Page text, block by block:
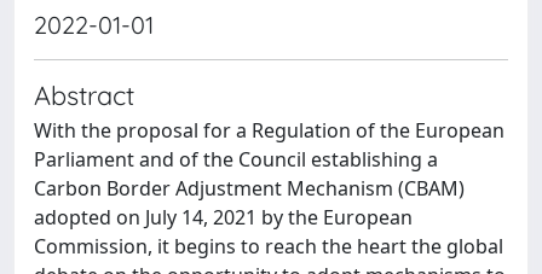
2022-01-01
Abstract
With the proposal for a Regulation of the European
Parliament and of the Council establishing a
Carbon Border Adjustment Mechanism (CBAM)
adopted on July 14, 2021 by the European
Commission, it begins to reach the heart the global